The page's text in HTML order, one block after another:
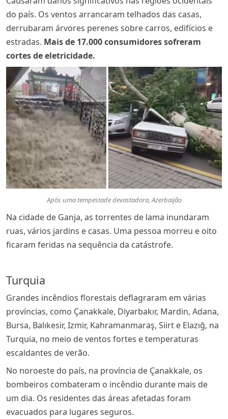
do país. Os ventos arrancaram telhados das casas,
derrubaram árvores perenes sobre carros, edifícios e
estradas. Mais de 17.000 consumidores sofreram
cortes de eletricidade.
Após uma tempestade devastadora, Azerbaijão
Na cidade de Ganja, as torrentes de lama inundaram
ruas, vários jardins e casas. Uma pessoa morreu e oito
ficaram feridas na sequência da catástrofe.
Turquia
Grandes incêndios florestais deflagraram em várias
províncias, como Çanakkale, Diyarbakır, Mardin, Adana,
Bursa, Balıkesir, Izmir, Kahramanmaraş, Siirt e Elazığ, na
Turquia, no meio de ventos fortes e temperaturas
escaldantes de verão.
No noroeste do país, na província de Çanakkale, os
bombeiros combateram o incêndio durante mais de
um dia. Os residentes das áreas afetadas foram
evacuados para lugares seguros.